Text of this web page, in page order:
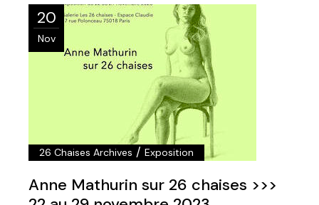
20
Nov
26 Chaises Archives /Exposition
Anne Mathurin sur 26 chaises >>>